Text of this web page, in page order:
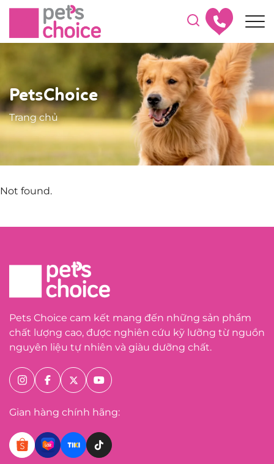
PetsChoice
Trang chủ
Not found.
Pets Choice cam kết mang đến những sản phẩm
chất lượng cao, được nghiên cứu kỹ lưỡng từ nguồn
nguyên liệu tự nhiên và giàu dưỡng chất.
Gian hàng chính hãng: